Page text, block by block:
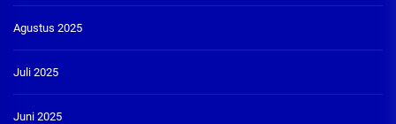
Agustus 2025
Juli 2025
Juni 2025